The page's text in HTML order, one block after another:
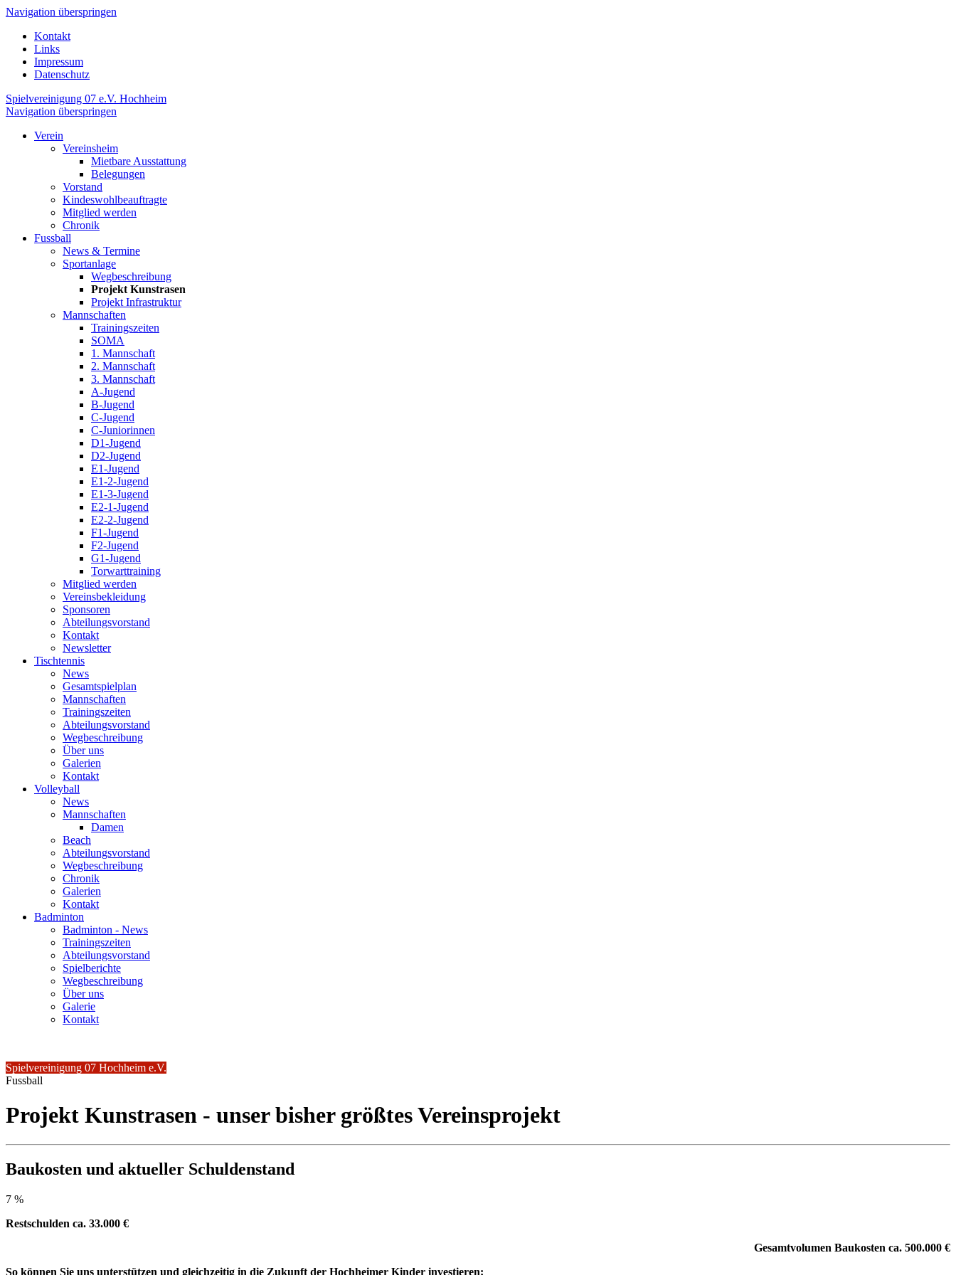
Navigation überspringen
Kontakt
Links
Impressum
Datenschutz
Spielvereinigung 07 e.V. Hochheim
Navigation überspringen
Verein
Vereinsheim
Mietbare Ausstattung
Belegungen
Vorstand
Kindeswohlbeauftragte
Mitglied werden
Chronik
Fussball
News & Termine
Sportanlage
Wegbeschreibung
Projekt Kunstrasen
Projekt Infrastruktur
Mannschaften
Trainingszeiten
SOMA
1. Mannschaft
2. Mannschaft
3. Mannschaft
A-Jugend
B-Jugend
C-Jugend
C-Juniorinnen
D1-Jugend
D2-Jugend
E1-Jugend
E1-2-Jugend
E1-3-Jugend
E2-1-Jugend
E2-2-Jugend
F1-Jugend
F2-Jugend
G1-Jugend
Torwarttraining
Mitglied werden
Vereinsbekleidung
Sponsoren
Abteilungsvorstand
Kontakt
Newsletter
Tischtennis
News
Gesamtspielplan
Mannschaften
Trainingszeiten
Abteilungsvorstand
Wegbeschreibung
Über uns
Galerien
Kontakt
Volleyball
News
Mannschaften
Damen
Beach
Abteilungsvorstand
Wegbeschreibung
Chronik
Galerien
Kontakt
Badminton
Badminton - News
Trainingszeiten
Abteilungsvorstand
Spielberichte
Wegbeschreibung
Über uns
Galerie
Kontakt
Spielvereinigung 07 Hochheim e.V.
Fussball
Projekt Kunstrasen - unser bisher größtes Vereinsprojekt
Baukosten und aktueller Schuldenstand
7 %
Restschulden ca. 33.000 €
Gesamtvolumen Baukosten ca. 500.000 €
So können Sie uns unterstützen und gleichzeitig in die Zukunft der Hochheimer Kinder investieren: